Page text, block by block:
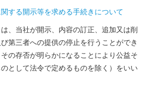
する開示等を求める手続きについて
は、当社が開示、内容の訂正、追加又は削
第三者への提供の停止を行うことができ
の存否が明らかになることにより公益そ
として法令で定めるものを除く）をいい